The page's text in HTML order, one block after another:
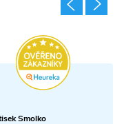
Smolko